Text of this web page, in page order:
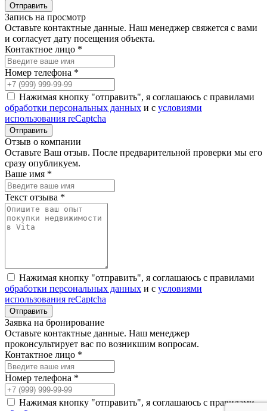
Запись на просмотр
Оставьте контактные данные. Наш менеджер свяжется с вами
и согласует дату посещения объекта.
Контактное лицо *
Номер телефона *
Нажимая кнопку "отправить", я соглашаюсь с правилами
обработки персональных данных и с условиями
использования reCaptcha
Отзыв о компании
Оставьте Ваш отзыв. После предварительной проверки мы его
сразу опубликуем.
Ваше имя *
Текст отзыва *
Нажимая кнопку "отправить", я соглашаюсь с правилами
обработки персональных данных и с условиями
использования reCaptcha
Заявка на бронирование
Оставьте контактные данные. Наш менеджер
проконсультирует вас по возникшим вопросам.
Контактное лицо *
Номер телефона *
Нажимая кнопку "отправить", я соглашаюсь с правилами